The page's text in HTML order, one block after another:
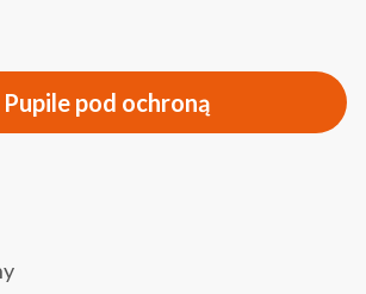
Pupile pod ochroną